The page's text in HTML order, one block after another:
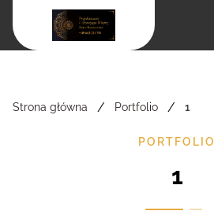
Strona główna / Portfolio / 1
PORTFOLIO
1